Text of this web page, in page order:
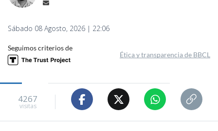
Sábado 08 Agosto, 2026 | 22:06
Seguimos criterios de
Ética y transparencia de BBCL
4267
visitas